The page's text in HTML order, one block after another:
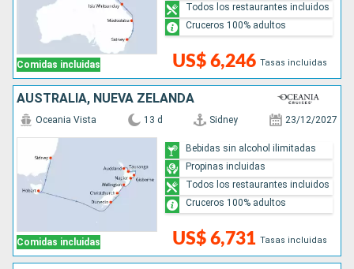
Comidas incluidas US$ 6,246 Tasas incluidas
Todos los restaurantes incluidos
Cruceros 100% adultos
AUSTRALIA, NUEVA ZELANDA
Comidas incluidas
Oceania Vista 13 d Sidney 23/12/2027
US$ 6,731 Tasas incluidas
Bebidas sin alcohol ilimitadas
Propinas incluidas
Todos los restaurantes incluidos
Cruceros 100% adultos